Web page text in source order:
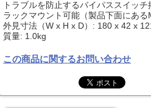
トラブルを防止するバイパススイッチ
ラックマウント可能（製品下面にあ
外見寸法（W x H x D）: 180 x 42 x
質量: 1.0kg
この商品に関するお問い合わせ